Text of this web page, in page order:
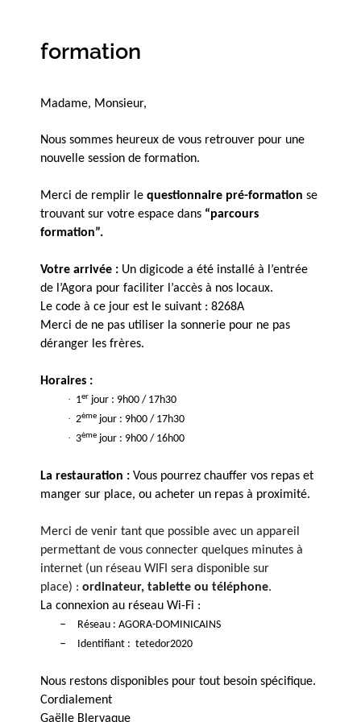
formation
Madame, Monsieur,
Nous sommes heureux de vous retrouver pour une
nouvelle session de formation.
Merci de remplir le questionnaire pré-formation se
trouvant sur votre espace dans “parcours
formation”.
Votre arrivée : Un digicode a été installé à l’entrée
de l’Agora pour faciliter l’accès à nos locaux.
Le code à ce jour est le suivant : 8268A
Merci de ne pas utiliser la sonnerie pour ne pas
déranger les frères.
Horaires :
· 1er jour : 9h00 / 17h30
· 2ème jour : 9h00 / 17h30
· 3ème jour : 9h00 / 16h00
La restauration : Vous pourrez chauffer vos repas et
manger sur place, ou acheter un repas à proximité.
Merci de venir tant que possible avec un appareil
permettant de vous connecter quelques minutes à
internet (un réseau WIFI sera disponible sur
place) : ordinateur, tablette ou téléphone.
La connexion au réseau Wi-Fi :
– Réseau : AGORA-DOMINICAINS
– Identifiant : tetedor2020
Nous restons disponibles pour tout besoin spécifique.
Cordialement
Gaëlle Blervaque